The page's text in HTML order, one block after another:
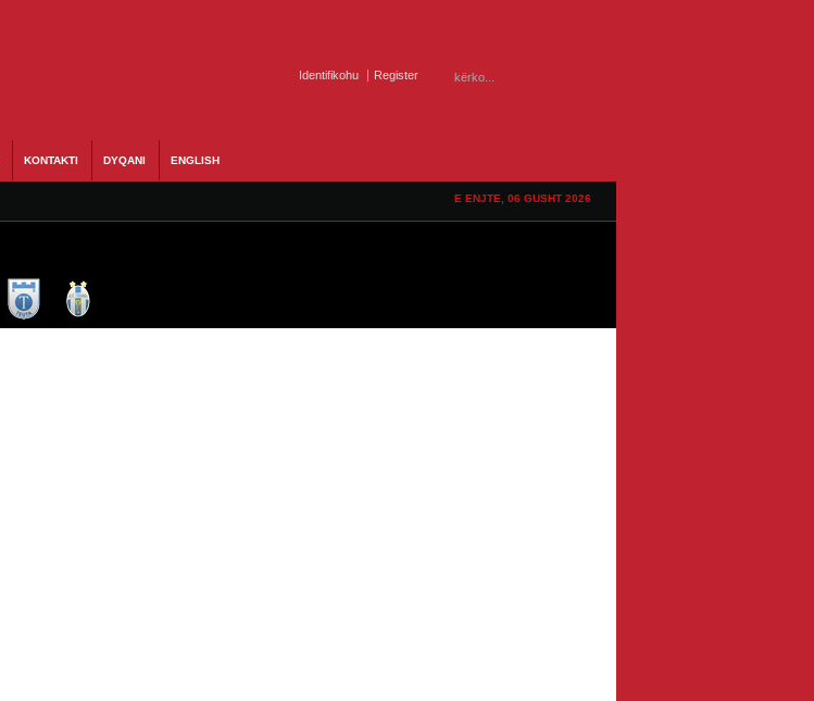
Identifikohu Register
KONTAKTI DYQANI ENGLISH
E ENJTE, 06 GUSHT 2026